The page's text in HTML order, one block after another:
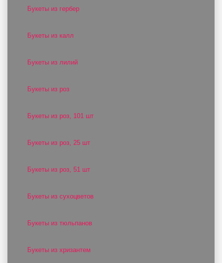
Букеты из гербер
Букеты из калл
Букеты из лилий
Букеты из роз
Букеты из роз, 101 шт
Букеты из роз, 25 шт
Букеты из роз, 51 шт
Букеты из сухоцветов
Букеты из тюльпанов
Букеты из хризантем